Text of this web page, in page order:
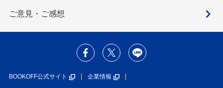
ご意見・ご感想
BOOKOFF公式サイト 企業情報